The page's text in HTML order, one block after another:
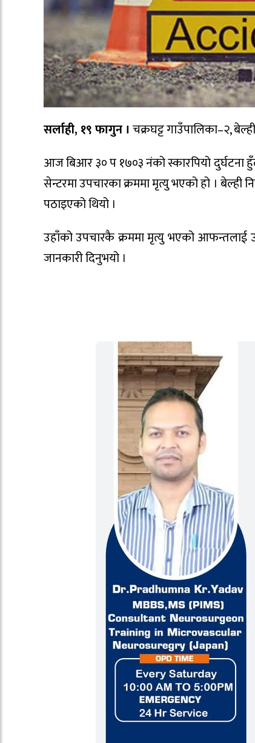
सर्लाही, १९ फागुन । चक्रघट्ट गाउँपालिका–२,
आज बिआर ३० प १७०३ नंको स्कारपियो दुर्घटना
सेन्टरमा उपचारका क्रममा मृत्यु भएको हो । बेल्ही
पठाइएको थियो ।
उहाँको उपचारकै क्रममा मृत्यु भएको आफन्तलाई
जानकारी दिनुभयो ।